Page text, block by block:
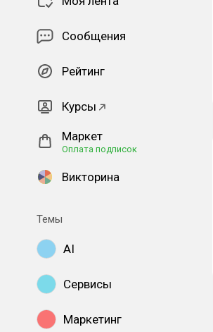
Сообщения
Рейтинг
Курсы
Маркет
Оплата подписок
Викторина
Темы
AI
Сервисы
Маркетинг